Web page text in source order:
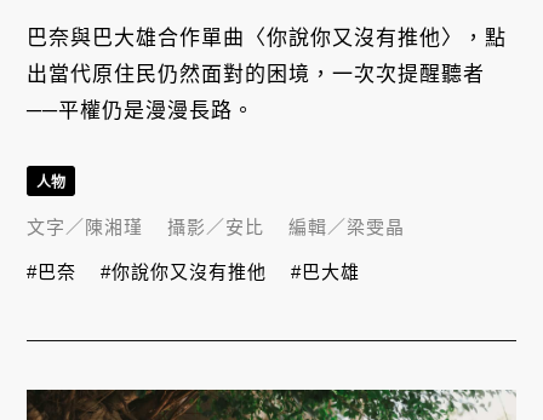
巴奈與巴大雄合作單曲〈你說你又沒有推他〉，點
出當代原住民仍然面對的困境，一次次提醒聽者
──平權仍是漫漫長路。
人物
文字／ 陳湘瑾 攝影／安比 編輯／梁雯晶
#巴奈 #你說你又沒有推他 #巴大雄